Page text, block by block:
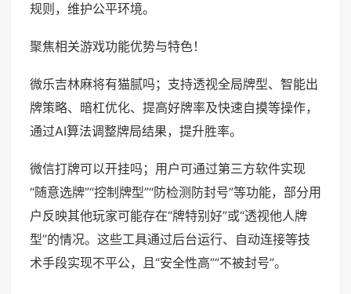
规则，维护公平环境。
聚焦相关游戏功能优势与特色！
微乐吉林麻将有猫腻吗；支持透视全局牌型、智能出
牌策略、暗杠优化、提高好牌率及快速自摸等操作，
通过AI算法调整牌局结果，提升胜率。
微信打牌可以开挂吗；用户可通过第三方软件实现
“随意选牌”“控制牌型”“防检测防封号”等功能，部分用
户反映其他玩家可能存在“牌特别好”或“透视他人牌
型”的情况。这些工具通过后台运行、自动连接等技
术手段实现不平公，且“安全性高”“不被封号”。